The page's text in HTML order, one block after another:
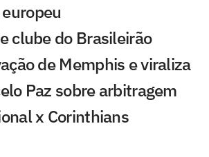
clube do Brasileirão
de Memphis e viraliza
Paz sobre arbitragem
x Corinthians